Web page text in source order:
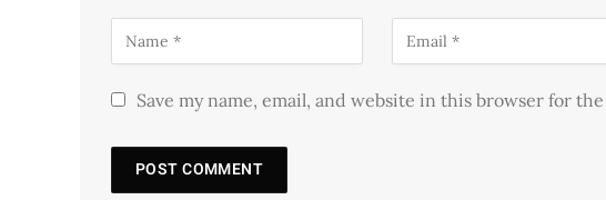
Save my name, email, and website in this browser for